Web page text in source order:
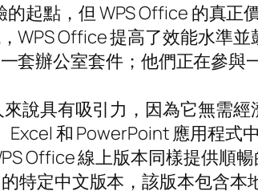
起點，但 WPS Office 的真
WPS Office 提高了效能水準
套辦公室套件；他們正在參與
說具有吸引力，因為它無需
和 PowerPoint 應用程式
Office 線上版本同樣提供順
特定中文版本，該版本包含本